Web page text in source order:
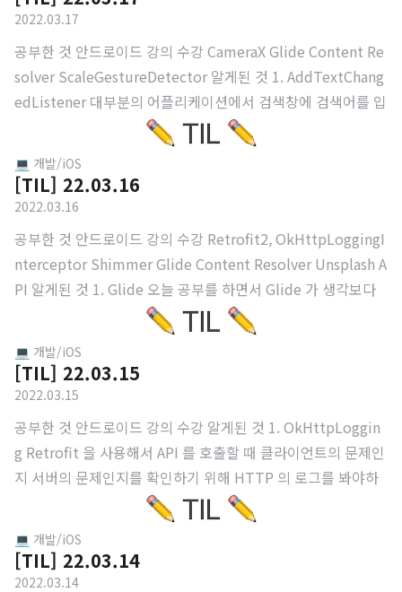
력을 분석해서 Model 과 View 에 갱신 요청을 한다. Model 은
roller 는 Model 과 View 가 무엇을 해야할 지 알고 있고 이를
통제하고 있다. Controller 를 통해서 Model 과..
2022.03.17
공부한 것 안드로이드 강의 수강 CameraX Glide Content Re
solver ScaleGestureDetector 알게된 것 1. AddTextChang
edListener 대부분의 어플리케이션에서 검색창에 검색어를 입
력하면 사용자가 Enter 를 누르기도 전에 입력한 검색어에 따
라 자동완성 검색어가 변경되는 것을 볼 수 있다. 이를 구현하기
위해선 EditText 의 텍스트 변화를 감지해야하는데 이를 Add
TextChangedListener 를 통해 감지할 수 있다. private fun
ngedListener { Log.d("Changed!", editTextView.text.to
String()) ..
💻 개발/iOS
[TIL] 22.03.16
2022.03.16
공부한 것 안드로이드 강의 수강 Retrofit2, OkHttpLoggingI
nterceptor Shimmer Glide Content Resolver Unsplash A
PI 알게된 것 1. Glide 오늘 공부를 하면서 Glide 가 생각보다
엄청 강력한 라이브러리라는 것을 깨달았다. Glide 를 사용한
지는 꽤 됐지만 이를 제대로 사용하고 있지 않았다. 우선 그동안
Glide 를 사용할 때 아래처럼 써왔다. 그냥 단순히 이미지뷰에
이미지를 넣어주기 위한 용도로... private fun bindViews() {
nding.profileImageView) } 하지만 정말 다양한 기능을 제공
하고 있었다. ..
💻 개발/iOS
[TIL] 22.03.15
2022.03.15
공부한 것 안드로이드 강의 수강 알게된 것 1. OkHttpLoggin
g Retrofit 을 사용해서 API 를 호출할 때 클라이언트의 문제인
지 서버의 문제인지를 확인하기 위해 HTTP 의 로그를 봐야하
는 경우가 있다. 이 때 사용할 수 있는 것이 OkHttp 의 HttpLo
ggingInterceptor 이다. // Retrofit Interface 를 구현한다. p
rivate val openApiService : OpenApiService by lazy { Ret
rofit.Builder() .baseUrl(Url.OPEN_API_BASE_URL) .addC
💻 개발/iOS
[TIL] 22.03.14
2022.03.14